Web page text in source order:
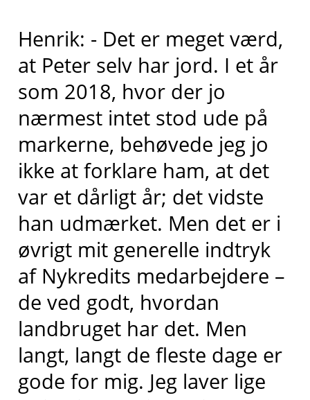
Henrik: - Det er meget værd,
at Peter selv har jord. I et år
som 2018, hvor der jo
nærmest intet stod ude på
markerne, behøvede jeg jo
ikke at forklare ham, at det
var et dårligt år; det vidste
han udmærket. Men det er i
øvrigt mit generelle indtryk
af Nykredits medarbejdere –
de ved godt, hvordan
landbruget har det. Men
langt, langt de fleste dage er
gode for mig. Jeg laver lige